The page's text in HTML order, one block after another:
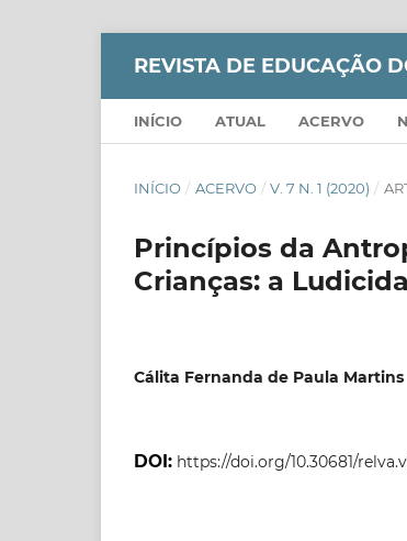
REVISTA DE EDUCAÇÃO
INÍCIO ATUAL ACERVO
INÍCIO / ACERVO / V. 7 N. 1 (2020) /
Princípios da
Crianças: a
Cálita Fernanda de Paula Martins
DOI: https://doi.org/10.30681/